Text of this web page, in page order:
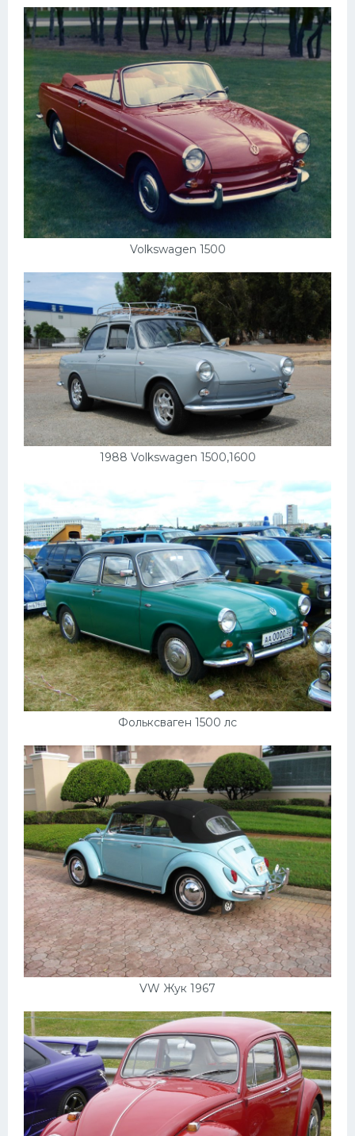
Volkswagen 1500
1988 Volkswagen 1500,1600
Фольксваген 1500 лс
VW Жук 1967